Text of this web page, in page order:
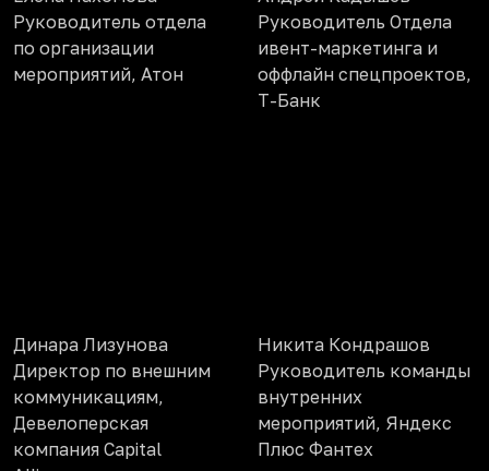
Руководитель отдела
по организации
мероприятий, Атон
Руководитель Отдела
ивент-маркетинга и
оффлайн спецпроектов,
Т-Банк
Динара Лизунова
Директор по внешним
коммуникациям,
Девелоперская
компания Capital
Никита Кондрашов
Руководитель команды
внутренних
мероприятий, Яндекс
Плюс Фантех